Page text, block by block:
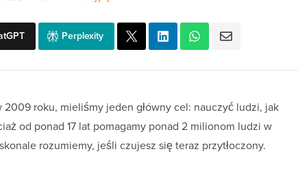
Perplexity
2009 roku, mieliśmy jeden główny cel: nauczyć ludzi, jak
od ponad 17 lat pomagamy ponad 2 milionom ludzi w
rozumiemy, jeśli czujesz się teraz przytłoczony.